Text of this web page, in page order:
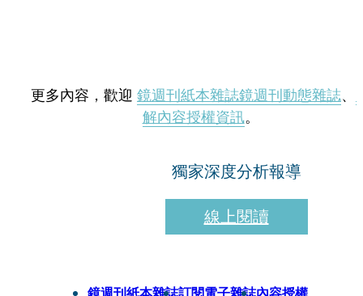
更多內容，歡迎 鏡週刊紙本雜誌鏡週刊動態雜誌、
解內容授權資訊。
獨家深度分析報導
線上閱讀